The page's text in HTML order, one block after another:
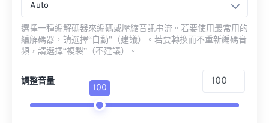
Auto
選擇一種編解碼器來編碼或壓縮音訊串流。若要使用最常用的
編解碼器，請選擇“自動”（建議）。若要轉換而不重新編碼音
頻，請選擇“複製”（不建議）。
調整音量
100